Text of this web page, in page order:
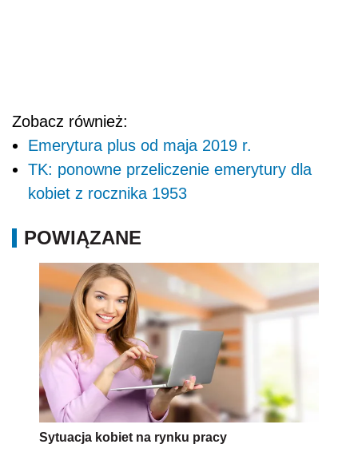
Zobacz również:
Emerytura plus od maja 2019 r.
TK: ponowne przeliczenie emerytury dla
kobiet z rocznika 1953
POWIĄZANE
Sytuacja kobiet na rynku pracy